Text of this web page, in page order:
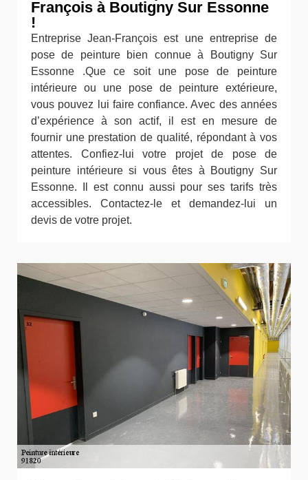
François à Boutigny Sur Essonne
!
Entreprise Jean-François est une entreprise de
pose de peinture bien connue à Boutigny Sur
Essonne .Que ce soit une pose de peinture
intérieure ou une pose de peinture extérieure,
vous pouvez lui faire confiance. Avec des années
d’expérience à son actif, il est en mesure de
fournir une prestation de qualité, répondant à vos
attentes. Confiez-lui votre projet de pose de
peinture intérieure si vous êtes à Boutigny Sur
Essonne. Il est connu aussi pour ses tarifs très
accessibles. Contactez-le et demandez-lui un
devis de votre projet.